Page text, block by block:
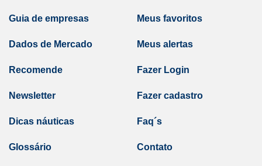
Guia de empresas
Dados de Mercado
Meus favoritos
Meus alertas
Recomende
Newsletter
Dicas náuticas
Glossário
Fazer Login
Fazer cadastro
Faq´s
Contato